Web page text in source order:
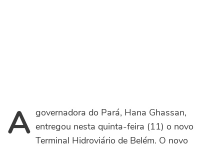
Agovernadora do Pará, Hana Ghassan,
entregou nesta quinta-feira (11) o novo
Terminal Hidroviário de Belém. O novo